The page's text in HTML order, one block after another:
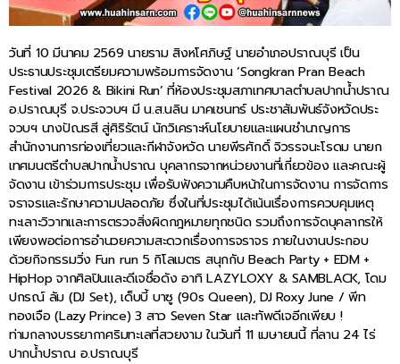
วันที่ 10 มีนาคม 2569 นายราม สิงหโศภิษฐ์ นายอำเภอปราณบุรี เป็น
ประธานประชุมเตรียมความพร้อมการจัดงาน ‘Songkran Pran Beach
Festival 2026 & Bikini Run’ ที่ห้องประชุมสภาเทศบาลตำบลปากน้ำปราณ
อ.ปราณบุรี จ.ประจวบฯ มี น.ส.นลิน มาคเชนทร์ ประชาสัมพันธ์จังหวัดประ
จวบฯ นางปัณรสี สู่ศิริรัตน์ นักวิเคราะห์นโยบายและแผนชำนาญการ
สำนักงานการท่องเที่ยวและกีฬาจังหวัด นายพีรศักดิ์ จิวรรจนะโรดม นายก
เทศมนตรีตำบลปากน้ำปราณ บุคลากรจากหน่วยงานที่เกี่ยวข้อง และคณะผู้
จัดงาน เข้าร่วมการประชุม เพื่อรับฟังความคืบหน้าในการจัดงาน การจัดการ
จราจรและรักษาความปลอดภัย ซึ่งในที่ประชุมได้เน้นเรื่องการควบคุมเหตุ
ทะเลาะวิวาทและการตรวจสิ่งผิดกฎหมายทุกชนิด รวมถึงการจัดบุคลากรให้
เพียงพอต่อการอำนวยความสะดวกเรื่องการจราจร ภายในงานประกอบ
ด้วยกิจกรรมวิ่ง Fun run 5 กิโลเมตร สนุกกับ Beach Party + EDM +
HipHop จากศิลปินและดีเจชื่อดัง อาทิ LAZYLOXY & SAMBLACK, โดม
ปกรณ์ ลัม (DJ Set), เด็บบี้ บาซู (90s Queen), DJ Roxy June / พีท
ทองเจือ (Lazy Prince) 3 สาว Seven Star และทัพดีเจอีกเพียบ !
ท่ามกลางบรรยากาศริมทะเลที่สวยงาม ในวันที่ 11 เมษายนนี้ ที่ลาน 24 ไร่
ปากน้ำปราณ อ.ปราณบุรี